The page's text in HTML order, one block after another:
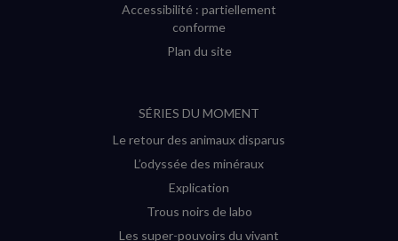
Accessibilité : partiellement
conforme
Plan du site
SÉRIES DU MOMENT
Le retour des animaux disparus
L’odyssée des minéraux
Explication
Trous noirs de labo
Les super-pouvoirs du vivant